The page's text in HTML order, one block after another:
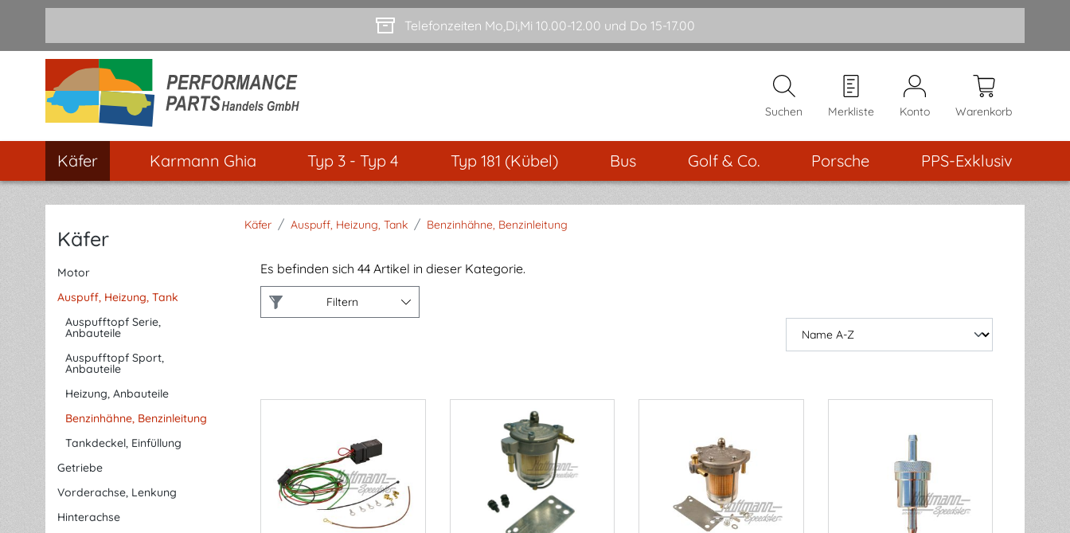
Telefonzeiten Mo,Di,Mi 10.00-12.00 und Do 15-17.00
Suchen Merkliste Konto Warenkorb
Käfer Karmann Ghia Typ 3 - Typ 4 Typ 181 (Kübel) Bus Golf & Co. Porsche PPS-Exklusiv
Käfer
Motor
Auspuff, Heizung, Tank
Auspufftopf Serie,
Anbauteile
Auspufftopf Sport,
Anbauteile
Heizung, Anbauteile
Benzinhähne, Benzinleitung
Tankdeckel, Einfüllung
Getriebe
Vorderachse, Lenkung
Hinterachse
Käfer / Auspuff, Heizung, Tank / Benzinhähne, Benzinleitung
Es befinden sich 44 Artikel in dieser Kategorie.
Filtern